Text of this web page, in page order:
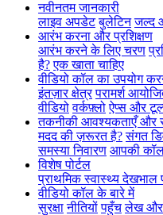
नवीनतम जानकारी
लाइव अपडेट बुलेटिन जल्द
आरंभ करना और प्रशिक्षण
आरंभ करने के लिए चरण
है? एक खाता चाहिए
वीडियो कॉल का उपयोग
इंतज़ार क्षेत्र परामर्श
वीडियो वर्कफ़्लो ऐप्स और
तकनीकी आवश्यकताएँ और
मदद की ज़रूरत है? संगत
समस्या निवारण आपकी कॉल
विशेष पोर्टल
प्राथमिक स्वास्थ्य देखभाल
वीडियो कॉल के बारे में
सुरक्षा नीतियों पहुँच लेख और